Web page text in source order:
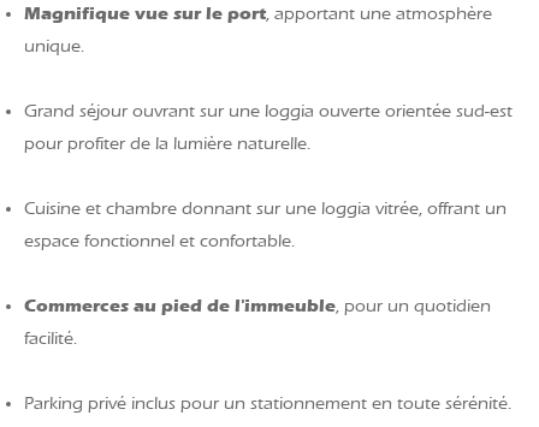
Magnifique vue sur le port, apportant une atmosphère
unique.
Grand séjour ouvrant sur une loggia ouverte orientée sud-est
pour profiter de la lumière naturelle.
Cuisine et chambre donnant sur une loggia vitrée, offrant un
espace fonctionnel et confortable.
Commerces au pied de l'immeuble, pour un quotidien
facilité.
Parking privé inclus pour un stationnement en toute sérénité.